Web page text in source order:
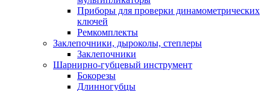
Приборы для проверки динамометрических
ключей
Ремкомплекты
Заклепочники, дыроколы, степлеры
Заклепочники
Шарнирно-губцевый инструмент
Бокорезы
Длинногубцы